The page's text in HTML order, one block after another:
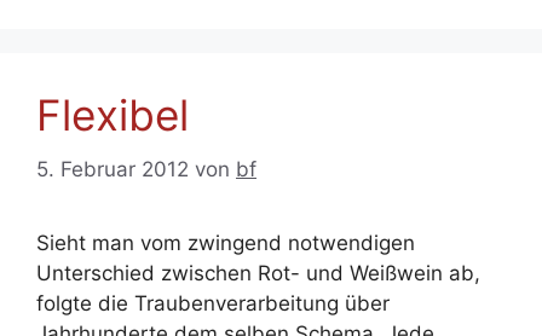
Flexibel
5. Februar 2012 von bf
Sieht man vom zwingend notwendigen
Unterschied zwischen Rot- und Weißwein ab,
folgte die Traubenverarbeitung über